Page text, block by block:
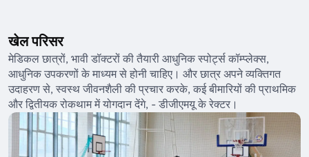
खेल परिसर
मेडिकल छात्रों, भावी डॉक्टरों की तैयारी आधुनिक स्पोर्ट्स कॉम्प्लेक्स,
आधुनिक उपकरणों के माध्यम से होनी चाहिए। और छात्र अपने व्यक्तिगत
उदाहरण से, स्वस्थ जीवनशैली की प्रचार करके, कई बीमारियों की प्राथमिक
और द्वितीयक रोकथाम में योगदान देंगे, - डीजीएमयू के रेक्टर।